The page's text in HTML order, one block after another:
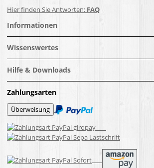
Hier finden Sie Antworten: FAQ
Informationen
Wissenswertes
Hilfe & Downloads
Zahlungsarten